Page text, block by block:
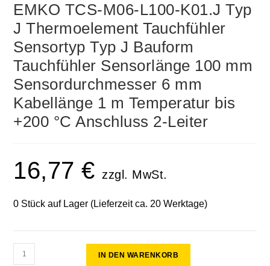
EMKO TCS-M06-L100-K01.J Typ
J Thermoelement Tauchfühler
Sensortyp Typ J Bauform
Tauchfühler Sensorlänge 100 mm
Sensordurchmesser 6 mm
Kabellänge 1 m Temperatur bis
+200 °C Anschluss 2-Leiter
16,77€ zzgl. MwSt.
0 Stück auf Lager (Lieferzeit ca. 20 Werktage)
IN DEN WARENKORB